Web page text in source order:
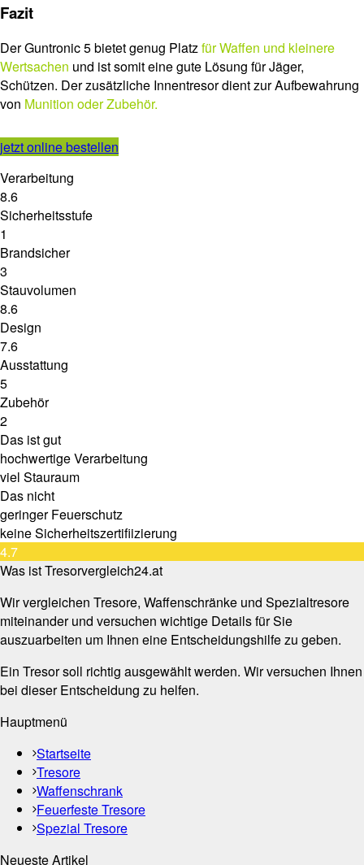
Fazit
Der Guntronic 5 bietet genug Platzfür Waffen und kleinere
Wertsachen und ist somit eine gute Lösung für Jäger,
Schützen. Der zusätzliche Innentresor dient zur Aufbewahrung
von Munition oder Zubehör.
jetzt online bestellen
Verarbeitung
8.6
Sicherheitsstufe
1
Brandsicher
3
Stauvolumen
8.6
Design
7.6
Ausstattung
5
Zubehör
2
Das ist gut
hochwertige Verarbeitung
viel Stauraum
Das nicht
geringer Feuerschutz
keine Sicherheitszertifiizierung
4.7
Was ist Tresorvergleich24.at
Wir vergleichen Tresore, Waffenschränke und Spezialtresore
miteinander und versuchen wichtige Details für Sie
auszuarbeiten um Ihnen eine Entscheidungshilfe zu geben.
Ein Tresor soll richtig ausgewählt werden. Wir versuchen Ihnen
bei dieser Entscheidung zu helfen.
Hauptmenü
Startseite
Tresore
Waffenschrank
Feuerfeste Tresore
Spezial Tresore
Neueste Artikel